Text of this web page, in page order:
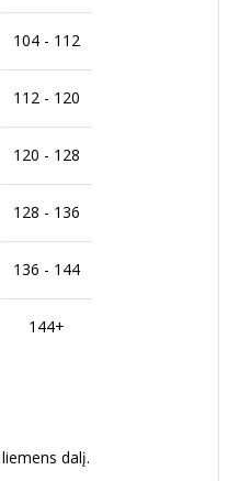
104 - 112
112 - 120
120 - 128
128 - 136
136 - 144
144+
dalį.